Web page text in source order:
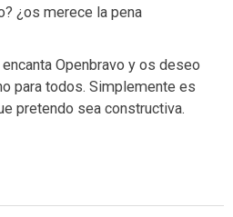
¿os merece la pena
Openbravo y os deseo
para todos. Simplemente es
pretendo sea constructiva.